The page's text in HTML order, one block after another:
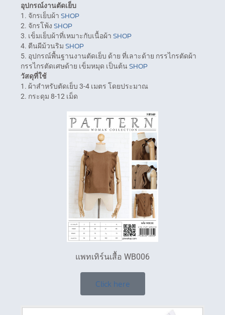
อุปกรณ์งานตัดเย็บ
1. จักรเย็บผ้าSHOP
2. จักรโพ้งSHOP
3. เข็มเย็บผ้าที่เหมาะกับเนื้อผ้าSHOP
4. ตีนผีม้วนริมSHOP
5. อุปกรณ์พื้นฐานงานตัดเย็บ ด้าย ที่เลาะด้าย กรรไกรตัดผ้า
กรรไกรตัดเศษด้าย เข็มหมุด เป็นต้นSHOP
วัสดุที่ใช้
1. ผ้าสำหรับตัดเย็บ 3-4 เมตร โดยประมาณ
2. กระดุม 8-12 เม็ด
แพทเทิร์นเสื้อ WB006
Click here